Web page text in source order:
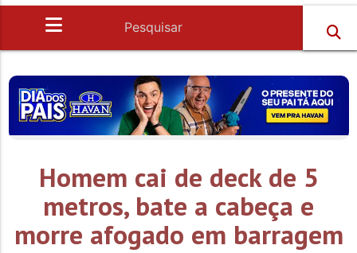
Homem cai de deck de 5
metros, bate a cabeça e
morre afogado em barragem